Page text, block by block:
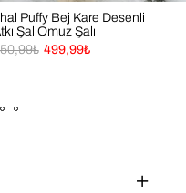
Puffy Bej Kare Desenli
Şal Omuz Şalı
499,99₺